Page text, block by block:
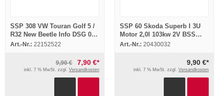
SSP 308 VW Touran Golf 5 /
R32 New Beetle Info DSG 02E
Direktschaltgetriebe
Art.-Nr.: 22152522
9,90 € 7,90 €*
inkl. 7 % MwSt. zzgl. Versandkosten
SSP 60 Skoda Superb I 3U
Motor 2,0l 103kw 2V BSS
Schulungshandbuch 2005
Art.-Nr.: 20430032
9,90 €*
inkl. 7 % MwSt. zzgl. Versandkosten